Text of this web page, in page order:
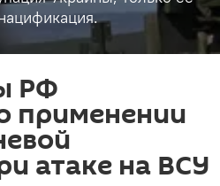
РФ
применении
атаке на ВСУ